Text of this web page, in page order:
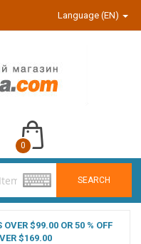
Language (EN)
SEARCH
0
OVER $99.00 OR 50 % OFF
$169.00